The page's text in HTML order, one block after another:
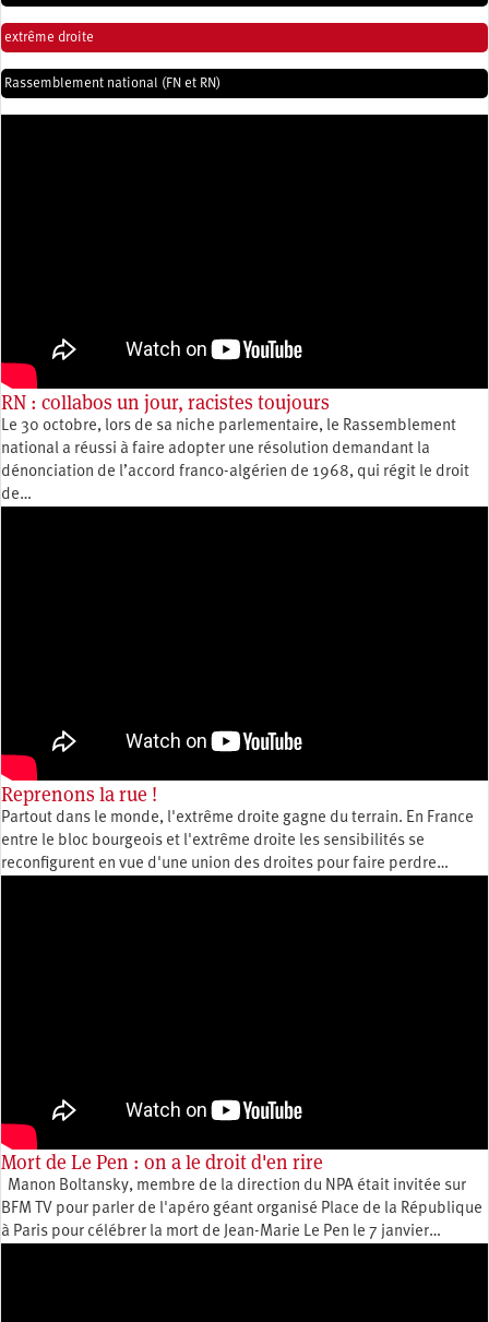
extrême droite
Rassemblement national (FN et RN)
RN : collabos un jour, racistes toujours
Le 30 octobre, lors de sa niche parlementaire, le Rassemblement
national a réussi à faire adopter une résolution demandant la
dénonciation de l’accord franco-­algérien de 1968, qui régit le droit
de…
Reprenons la rue !
Partout dans le monde, l'extrême droite gagne du terrain. En France
entre le bloc bourgeois et l'extrême droite les sensibilités se
reconfigurent en vue d'une union des droites pour faire perdre…
Mort de Le Pen : on a le droit d'en rire
Manon Boltansky, membre de la direction du NPA était invitée sur
BFM TV pour parler de l'apéro géant organisé Place de la République
à Paris pour célébrer la mort de Jean-Marie Le Pen le 7 janvier…